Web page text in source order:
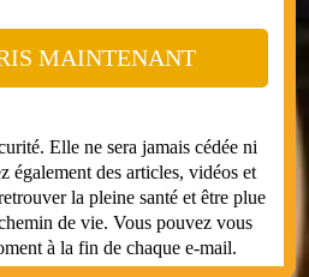
MAINTENANT
Elle ne sera jamais cédée ni
également des articles, vidéos et
la pleine santé et être plue
de vie. Vous pouvez vous
à la fin de chaque e-mail.